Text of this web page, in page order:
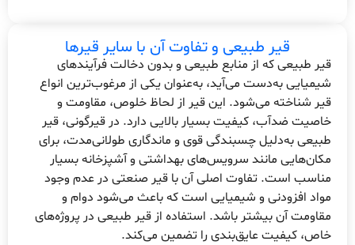
قیر طبیعی و تفاوت آن با سایر قیرها
قیر طبیعی که از منابع طبیعی و بدون دخالت فرآیندهای
شیمیایی به‌دست می‌آید، به‌عنوان یکی از مرغوب‌ترین انواع
قیر شناخته می‌شود. این قیر از لحاظ خلوص، مقاومت و
خاصیت ضدآب، کیفیت بسیار بالایی دارد. در قیرگونی، قیر
طبیعی به‌دلیل چسبندگی قوی و ماندگاری طولانی‌مدت، برای
مکان‌هایی مانند سرویس‌های بهداشتی و آشپزخانه بسیار
مناسب است. تفاوت اصلی آن با قیر صنعتی در عدم وجود
مواد افزودنی و شیمیایی است که باعث می‌شود دوام و
مقاومت آن بیشتر باشد. استفاده از قیر طبیعی در پروژه‌های
خاص، کیفیت عایق‌بندی را تضمین می‌کند.